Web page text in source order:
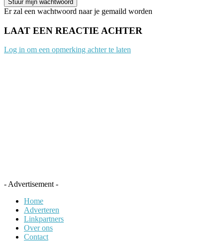
Er zal een wachtwoord naar je gemaild worden
LAAT EEN REACTIE ACHTER
Log in om een opmerking achter te laten
- Advertisement -
Home
Adverteren
Linkpartners
Over ons
Contact